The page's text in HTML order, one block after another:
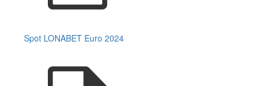
Spot LONABET Euro 2024